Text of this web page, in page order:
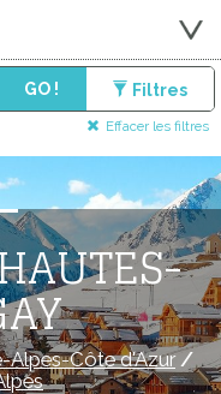
GO ! Filtres
Effacer les filtres
Alpes-Côte d'Azur/